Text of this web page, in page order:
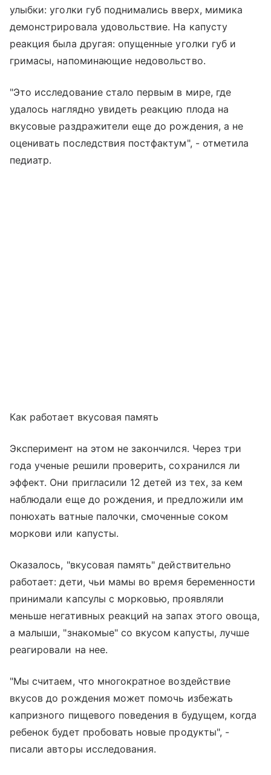
улыбки: уголки губ поднимались вверх, мимика
демонстрировала удовольствие. На капусту
реакция была другая: опущенные уголки губ и
гримасы, напоминающие недовольство.
"Это исследование стало первым в мире, где
удалось наглядно увидеть реакцию плода на
вкусовые раздражители еще до рождения, а не
оценивать последствия постфактум", - отметила
педиатр.
Как работает вкусовая память
Эксперимент на этом не закончился. Через три
года ученые решили проверить, сохранился ли
эффект. Они пригласили 12 детей из тех, за кем
наблюдали еще до рождения, и предложили им
понюхать ватные палочки, смоченные соком
моркови или капусты.
Оказалось, "вкусовая память" действительно
работает: дети, чьи мамы во время беременности
принимали капсулы с морковью, проявляли
меньше негативных реакций на запах этого овоща,
а малыши, "знакомые" со вкусом капусты, лучше
реагировали на нее.
"Мы считаем, что многократное воздействие
вкусов до рождения может помочь избежать
капризного пищевого поведения в будущем, когда
ребенок будет пробовать новые продукты", -
писали авторы исследования.